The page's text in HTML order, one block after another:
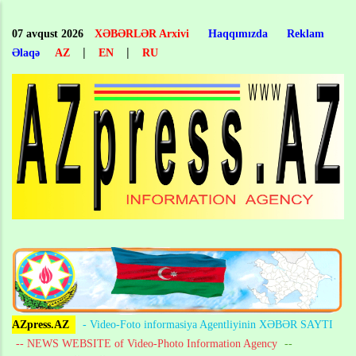
main
content
07 avqust 2026 XƏBƏRLƏR Arxivi Haqqımızda
Reklam
Əlaqə
AZ | EN | RU
AZpress.AZ
- Video-Foto informasiya Agentliyinin XƏBƏR SAYTI
-- NEWS WEBSITE of Video-Photo Information Agency --